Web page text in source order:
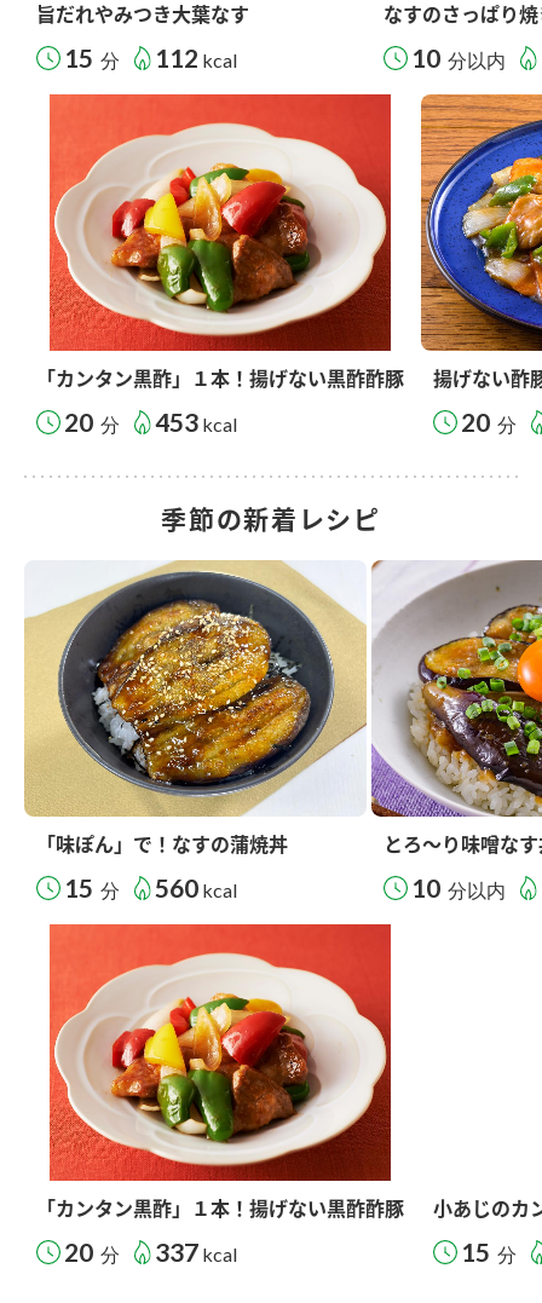
旨だれやみつき大葉なす
15 分 112 kcal
なすのさっぱり
10 分以内
「カンタン黒酢」１本！揚げない黒酢酢豚
20 分 453 kcal
揚げない酢
20 分
季節の新着レシピ
「味ぽん」で！なすの蒲焼丼
15 分 560 kcal
とろ～り味噌な
10 分以内
「カンタン黒酢」１本！揚げない黒酢酢豚
20 分 337 kcal
小あじのカ
15 分